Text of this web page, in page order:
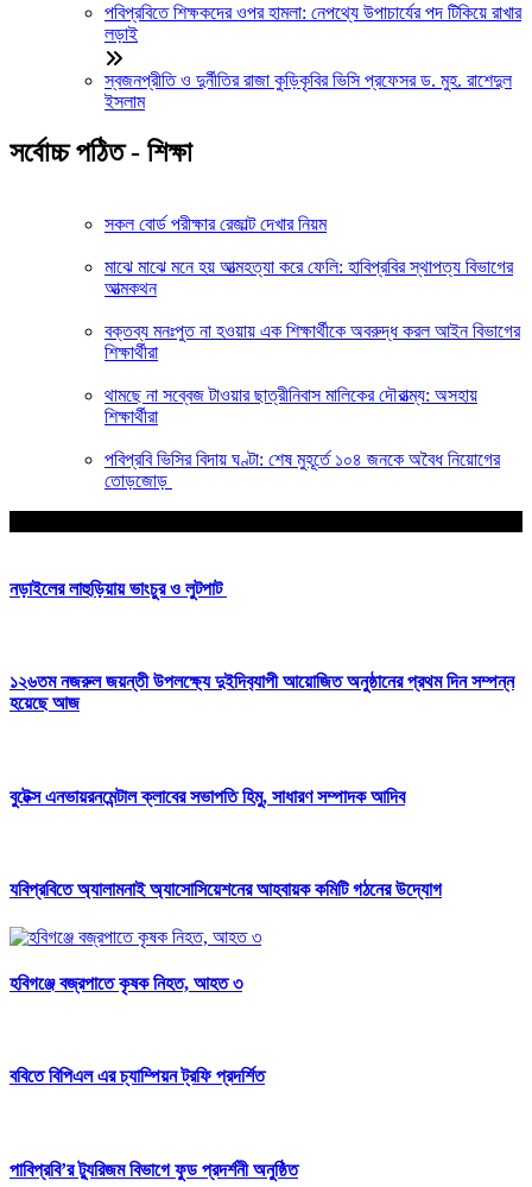
পবিপ্রবিতে শিক্ষকদের ওপর হামলা: নেপথ্যে উপাচার্যের পদ টিকিয়ে রাখার
লড়াই
স্বজনপ্রীতি ও দুর্নীতির রাজা কুড়িকৃবির ভিসি প্রফেসর ড. মুহ. রাশেদুল
ইসলাম
সর্বোচ্চ পঠিত - শিক্ষা
সকল বোর্ড পরীক্ষার রেজাল্ট দেখার নিয়ম
মাঝে মাঝে মনে হয় আত্মহত্যা করে ফেলি: হাবিপ্রবির স্থাপত্য বিভাগের
আত্মকথন
বক্তব্য মনঃপুত না হওয়ায় এক শিক্ষার্থীকে অবরুদ্ধ করল আইন বিভাগের
শিক্ষার্থীরা
থামছে না সব্বেজ টাওয়ার ছাত্রীনিবাস মালিকের দৌরাত্ম্য: অসহায়
শিক্ষার্থীরা
পবিপ্রবি ভিসির বিদায় ঘণ্টা: শেষ মুহূর্তে ১০৪ জনকে অবৈধ নিয়োগের
তোড়জোড়
নড়াইলের লাহুড়িয়ায় ভাংচুর ও লুটপাট
১২৬তম নজরুল জয়ন্তী উপলক্ষ‍্যে দুইদিব‍্যাপী আয়োজিত অনুষ্ঠানের প্রথম দিন সম্পন্ন
হয়েছে আজ
বুটেক্স এনভায়রনমেন্টাল ক্লাবের সভাপতি হিমু, সাধারণ সম্পাদক আদিব
যবিপ্রবিতে অ্যালামনাই অ্যাসোসিয়েশনের আহবায়ক কমিটি গঠনের উদ্যোগ
হবিগঞ্জে বজ্রপাতে কৃষক নিহত, আহত ৩
ববিতে বিপিএল এর চ্যাম্পিয়ন ট্রফি প্রদর্শিত
পাবিপ্রবি’র ট্যুরিজম বিভাগে ফুড প্রদর্শনী অনুষ্ঠিত